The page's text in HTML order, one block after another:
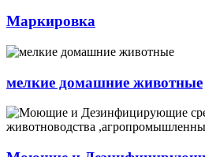
Маркировка
мелкие домашние животные